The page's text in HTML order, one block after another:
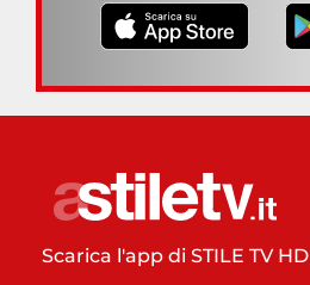
Scarica l'app di STILE TV HD